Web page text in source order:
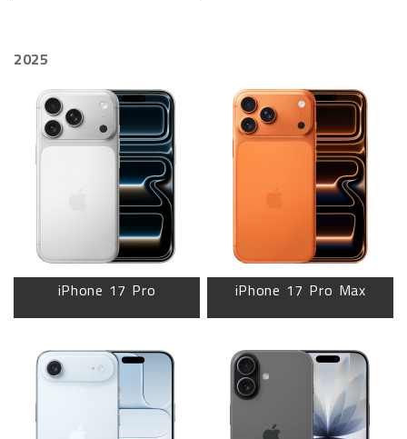
2025
iPhone 17 Pro iPhone 17 Pro Max